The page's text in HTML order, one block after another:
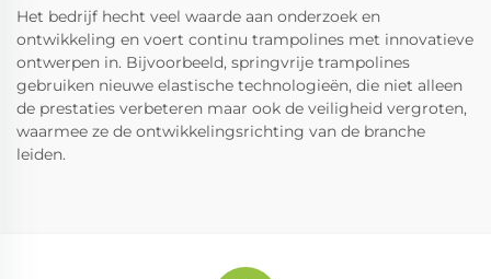
Het bedrijf hecht veel waarde aan onderzoek en
ontwikkeling en voert continu trampolines met innovatieve
ontwerpen in. Bijvoorbeeld, springvrije trampolines
gebruiken nieuwe elastische technologieën, die niet alleen
de prestaties verbeteren maar ook de veiligheid vergroten,
waarmee ze de ontwikkelingsrichting van de branche
leiden.